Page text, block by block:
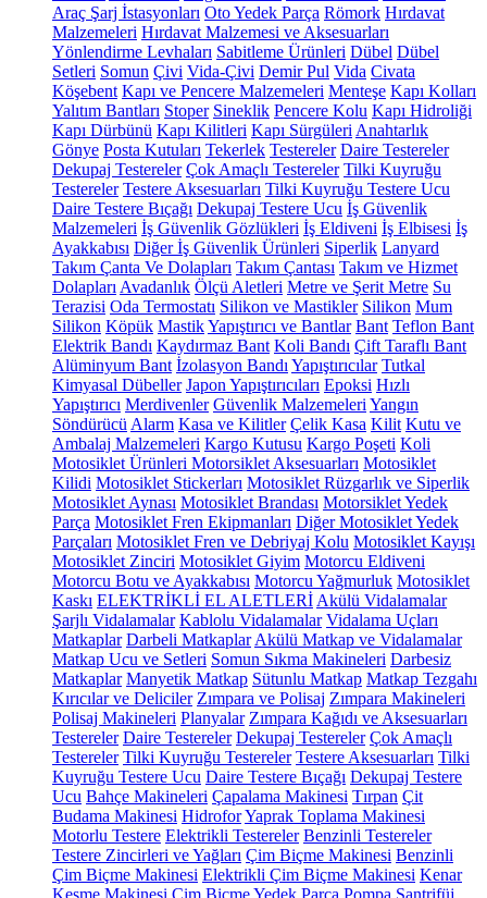
Araç Şarj İstasyonları Oto Yedek Parça Römork Hırdavat
Malzemeleri Hırdavat Malzemesi ve Aksesuarları
Yönlendirme Levhaları Sabitleme Ürünleri Dübel Dübel
Setleri Somun Çivi Vida-Çivi Demir Pul Vida Civata
Köşebent Kapı ve Pencere Malzemeleri Menteşe Kapı Kolları
Yalıtım Bantları Stoper Sineklik Pencere Kolu Kapı Hidroliği
Kapı Dürbünü Kapı Kilitleri Kapı Sürgüleri Anahtarlık
Gönye Posta Kutuları Tekerlek Testereler Daire Testereler
Dekupaj Testereler Çok Amaçlı Testereler Tilki Kuyruğu
Testereler Testere Aksesuarları Tilki Kuyruğu Testere Ucu
Daire Testere Bıçağı Dekupaj Testere Ucu İş Güvenlik
Malzemeleri İş Güvenlik Gözlükleri İş Eldiveni İş Elbisesi İş
Ayakkabısı Diğer İş Güvenlik Ürünleri Siperlik Lanyard
Takım Çanta Ve Dolapları Takım Çantası Takım ve Hizmet
Dolapları Avadanlık Ölçü Aletleri Metre ve Şerit Metre Su
Terazisi Oda Termostatı Silikon ve Mastikler Silikon Mum
Silikon Köpük MastikYapıştırıcı ve Bantlar Bant Teflon Bant
Elektrik Bandı Kaydırmaz Bant Koli Bandı Çift Taraflı Bant
Alüminyum Bant İzolasyon Bandı Yapıştırıcılar Tutkal
Kimyasal Dübeller Japon Yapıştırıcıları Epoksi Hızlı
Yapıştırıcı Merdivenler Güvenlik Malzemeleri Yangın
Söndürücü Alarm Kasa ve Kilitler Çelik Kasa Kilit Kutu ve
Ambalaj Malzemeleri Kargo Kutusu Kargo Poşeti Koli
Motosiklet Ürünleri Motorsiklet Aksesuarları Motosiklet
Kilidi Motosiklet Stickerları Motosiklet Rüzgarlık ve Siperlik
Motosiklet Aynası Motosiklet Brandası Motorsiklet Yedek
Parça Motosiklet Fren Ekipmanları Diğer Motosiklet Yedek
Parçaları Motosiklet Fren ve Debriyaj Kolu Motosiklet Kayışı
Motosiklet Zinciri Motosiklet Giyim Motorcu Eldiveni
Motorcu Botu ve Ayakkabısı Motorcu Yağmurluk Motosiklet
Kaskı ELEKTRİKLİ EL ALETLERİ Akülü Vidalamalar
Şarjlı Vidalamalar Kablolu Vidalamalar Vidalama Uçları
Matkaplar Darbeli Matkaplar Akülü Matkap ve Vidalamalar
Matkap Ucu ve Setleri Somun Sıkma Makineleri Darbesiz
Matkaplar Manyetik Matkap Sütunlu Matkap Matkap Tezgahı
Kırıcılar ve Deliciler Zımpara ve Polisaj Zımpara Makineleri
Polisaj Makineleri Planyalar Zımpara Kağıdı ve Aksesuarları
Testereler Daire Testereler Dekupaj Testereler Çok Amaçlı
Testereler Tilki Kuyruğu Testereler Testere Aksesuarları Tilki
Kuyruğu Testere Ucu Daire Testere Bıçağı Dekupaj Testere
Ucu Bahçe Makineleri Çapalama Makinesi Tırpan Çit
Budama Makinesi HidroforYaprak Toplama Makinesi
Motorlu Testere Elektrikli Testereler Benzinli Testereler
Testere Zincirleri ve Yağları Çim Biçme Makinesi Benzinli
Çim Biçme Makinesi Elektrikli Çim Biçme Makinesi Kenar
Kesme Makinesi Çim Biçme Yedek Parça Pompa Santrifüj